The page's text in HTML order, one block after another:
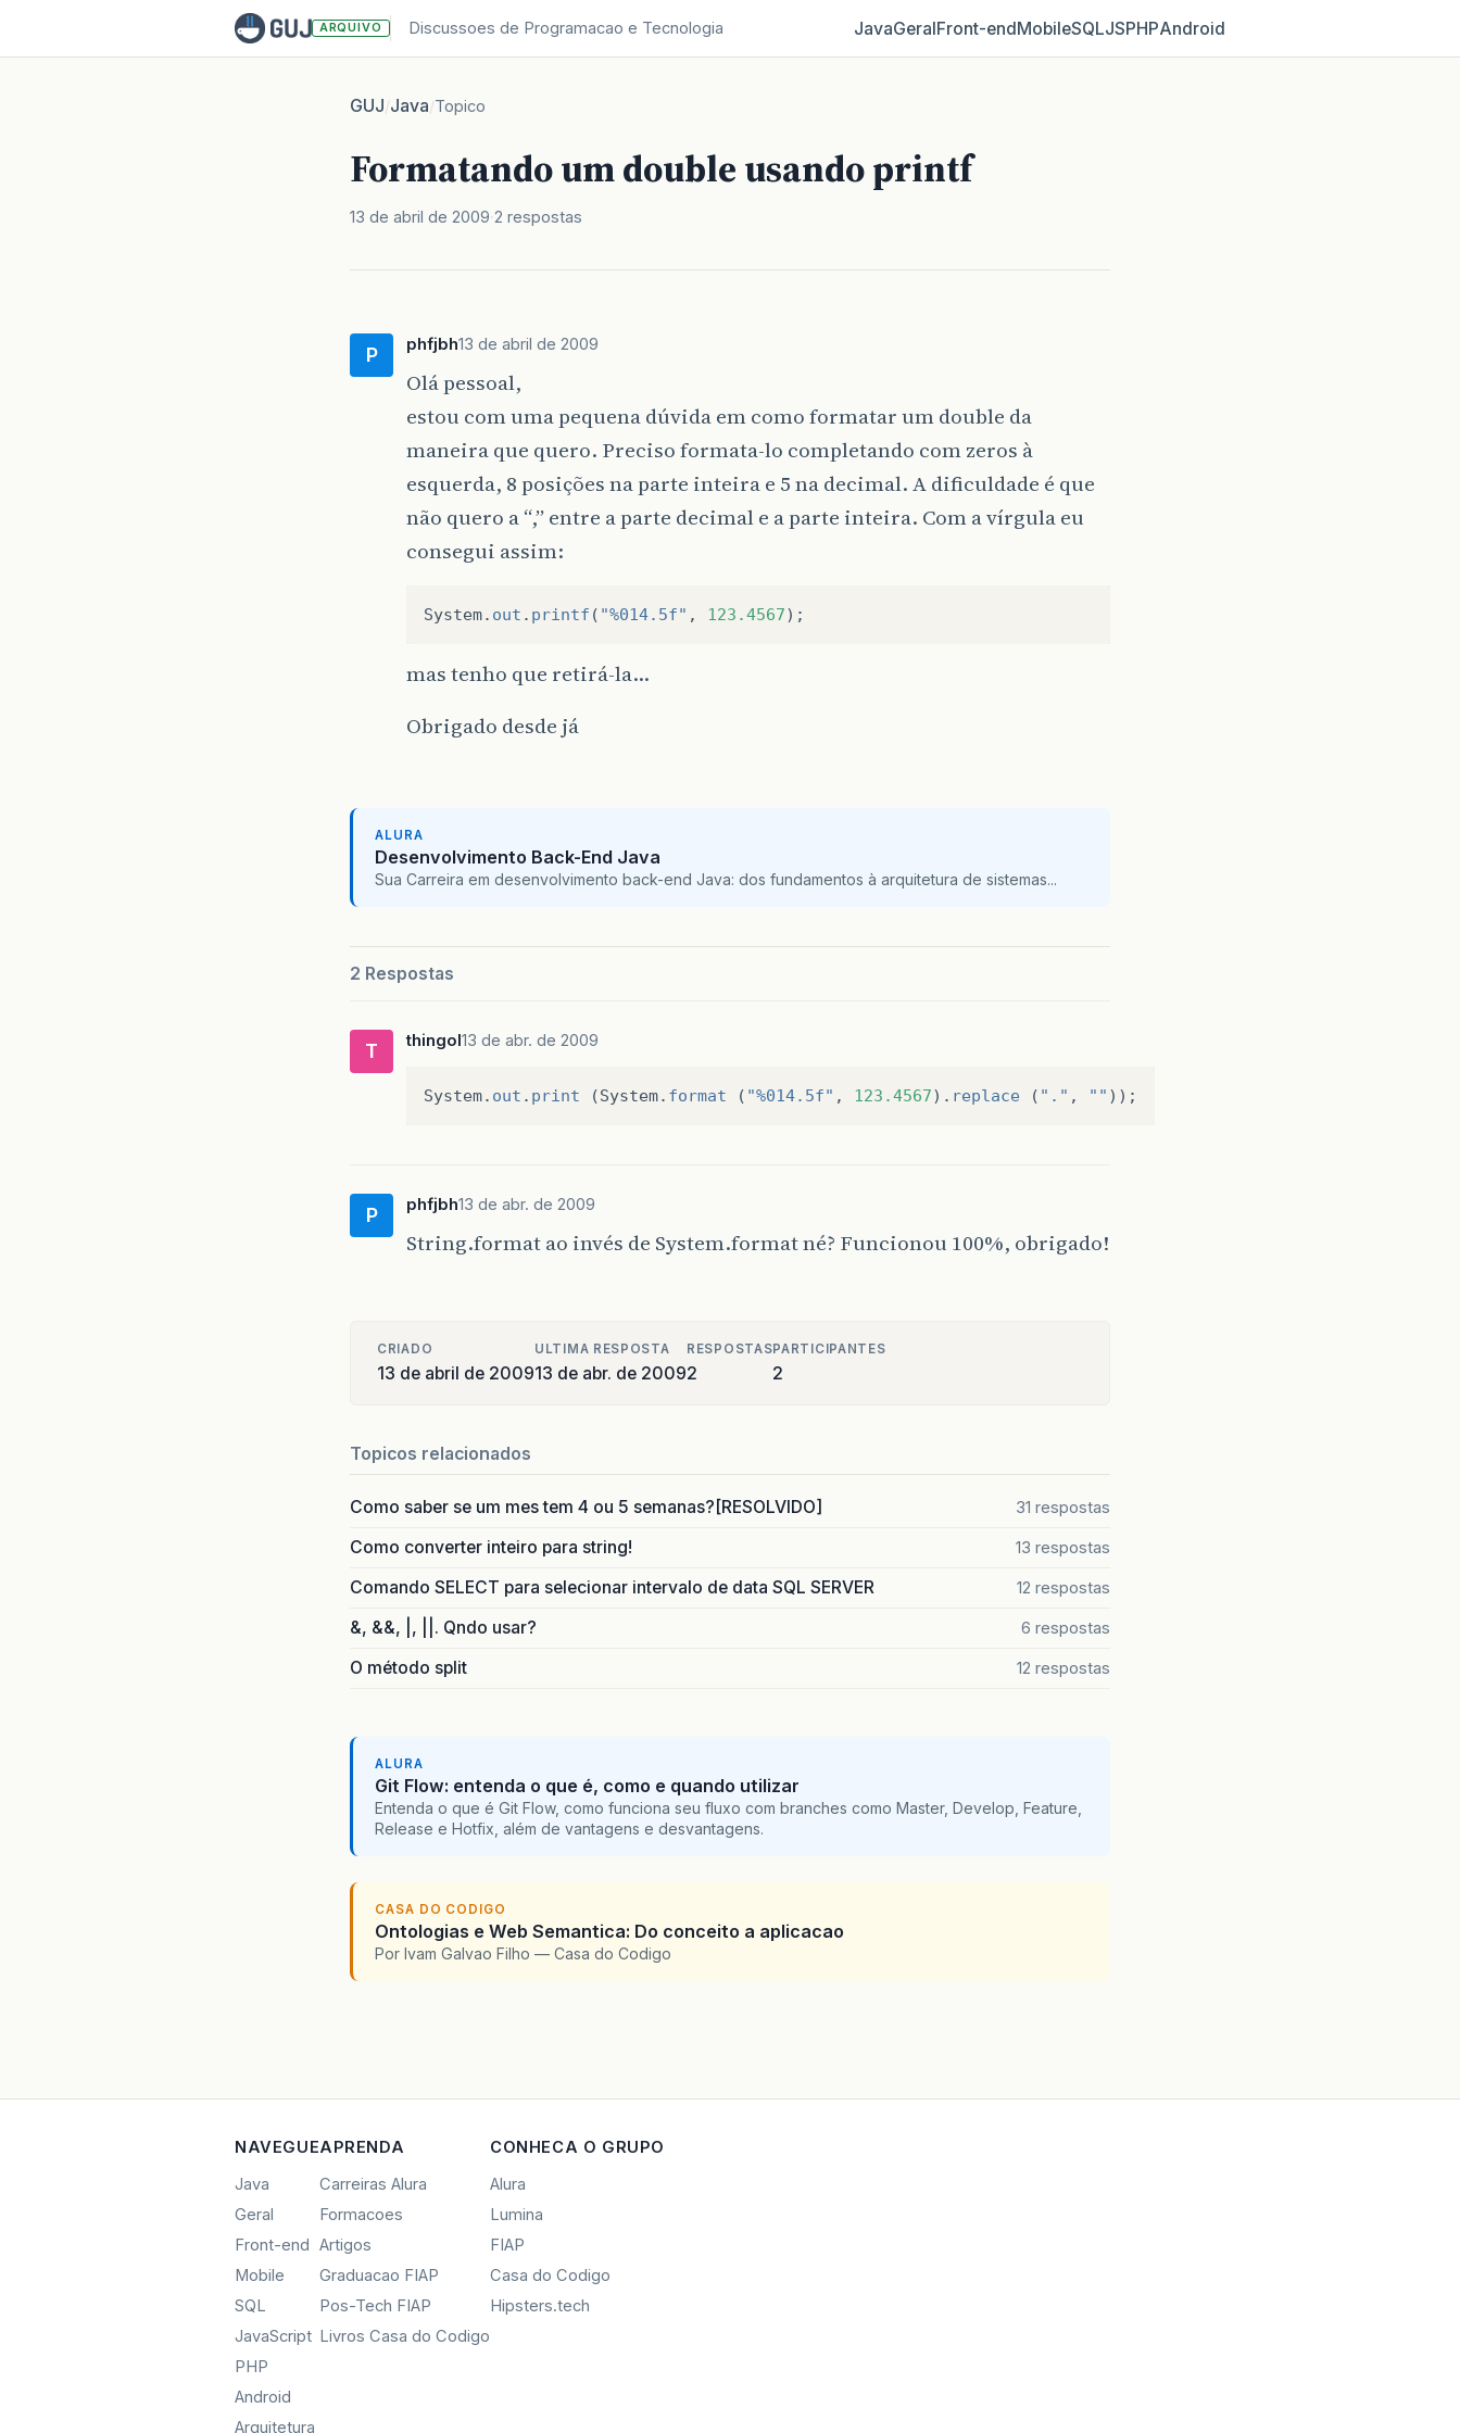
ARQUIVO Discussoes de Programacao e Tecnologia JavaGeralFront‑endMobileSQLJSPHPAndroid
GUJ/Java/Topico
Formatando um double usando printf
13 de abril de 2009 2 respostas
P phfjbh13 de abril de 2009
Olá pessoal,
estou com uma pequena dúvida em como formatar um double da
maneira que quero. Preciso formata-lo completando com zeros à
esquerda, 8 posições na parte inteira e 5 na decimal. A dificuldade é que
não quero a “,” entre a parte decimal e a parte inteira. Com a vírgula eu
consegui assim:
System. out . printf ( "%014.5f" , 123.4567);
mas tenho que retirá-la…
Obrigado desde já
ALURA
Desenvolvimento Back-End Java
Sua Carreira em desenvolvimento back-end Java: dos fundamentos à arquitetura de sistemas...
2 Respostas
T thingol13 de abr. de 2009
System. out . print (System. format ( "%014.5f" , 123.4567). replace ( "." , "" ));
P phfjbh13 de abr. de 2009
String.format ao invés de System.format né? Funcionou 100%, obrigado!
CRIADO
13 de abril de 2009
ULTIMA RESPOSTA
13 de abr. de 2009
RESPOSTAS
2
PARTICIPANTES
2
Topicos relacionados
Como saber se um mes tem 4 ou 5 semanas?[RESOLVIDO] 31 respostas
Como converter inteiro para string! 13 respostas
Comando SELECT para selecionar intervalo de data SQL SERVER 12 respostas
&, &&, |, ||. Qndo usar? 6 respostas
O método split 12 respostas
ALURA
Git Flow: entenda o que é, como e quando utilizar
Entenda o que é Git Flow, como funciona seu fluxo com branches como Master, Develop, Feature,
Release e Hotfix, além de vantagens e desvantagens.
CASA DO CODIGO
Ontologias e Web Semantica: Do conceito a aplicacao
Por Ivam Galvao Filho — Casa do Codigo
NAVEGUE
Java
Geral
Front-end
Mobile
SQL
JavaScript
PHP
Android
Arquitetura
APRENDA
Carreiras Alura
Formacoes
Artigos
Graduacao FIAP
Pos-Tech FIAP
Livros Casa do Codigo
CONHECA O GRUPO
Alura
Lumina
FIAP
Casa do Codigo
Hipsters.tech